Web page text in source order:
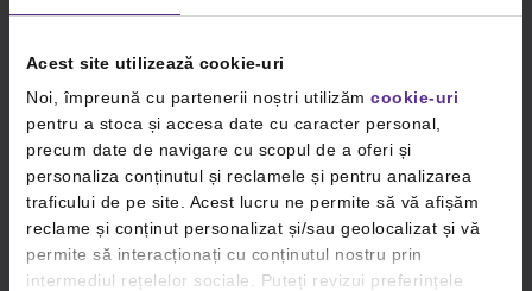
Acest site utilizează cookie-uri
Noi, împreună cu partenerii noștri utilizăm cookie-uri
pentru a stoca și accesa date cu caracter personal,
precum date de navigare cu scopul de a oferi și
personaliza conținutul și reclamele și pentru analizarea
traficului de pe site. Acest lucru ne permite să vă afișăm
reclame și conținut personalizat și/sau geolocalizat și vă
permite să interacționați cu conținutul nostru prin
intermediul rețelelor sociale. Puteți revizui preferințele